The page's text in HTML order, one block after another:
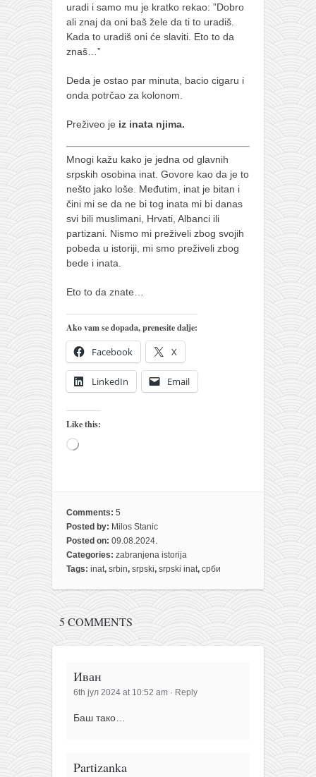
uradi i samo mu je kratko rekao: ”Dobro
ali znaj da oni baš žele da ti to uradiš.
Kada to uradiš oni će slaviti. Eto to da
znaš…”
Deda je ostao par minuta, bacio cigaru i
onda potrčao za kolonom.
Preživeo je iz inata njima.
Mnogi kažu kako je jedna od glavnih
srpskih osobina inat. Govore kao da je to
nešto jako loše. Međutim, inat je bitan i
čini mi se da ne bi tog inata mi bi danas
svi bili muslimani, Hrvati, Albanci ili
partizani. Nismo mi preživeli zbog svojih
pobeda u istoriji, mi smo preživeli zbog
bede i inata.
Eto to da znate…
Ako vam se dopada, prenesite dalje:
Facebook X
LinkedIn Email
Like this:
Loading…
Comments: 5
Posted by: Milos Stanic
Posted on: 09.08.2024.
Categories: zabranjena istorija
Tags: inat, srbin, srpski, srpski inat, срби
5 COMMENTS
Иван
6th јул 2024 at 10:52 am · Reply
Баш тако…
Partizanka